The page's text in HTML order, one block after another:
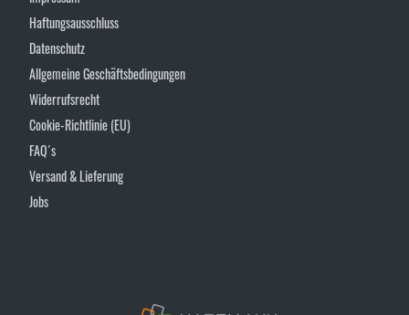
Haftungsausschluss
Datenschutz
Allgemeine Geschäftsbedingungen
Widerrufsrecht
Cookie-Richtlinie (EU)
FAQ´s
Versand & Lieferung
Jobs